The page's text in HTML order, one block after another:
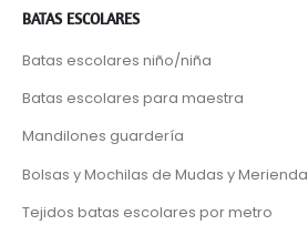
BATAS ESCOLARES
Batas escolares niño/niña
Batas escolares para maestra
Mandilones guardería
Bolsas y Mochilas de Mudas y Merienda
Tejidos batas escolares por metro